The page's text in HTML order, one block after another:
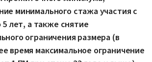
минимального стажа участия с
5 лет, а также снятие
ограничения размера (в
время максимальное ограничение